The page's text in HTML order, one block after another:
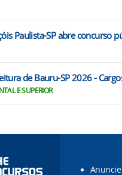
Paulista-SP abre concurso
de Bauru-SP 2026 -
E SUPERIOR
Anuncie